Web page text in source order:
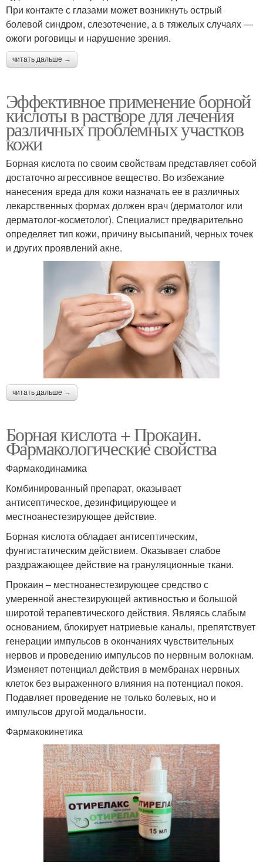
При контакте с глазами может возникнуть острый
болевой синдром, слезотечение, а в тяжелых случаях —
ожоги роговицы и нарушение зрения.
читать дальше →
Эффективное применение борной
кислоты в растворе для лечения
различных проблемных участков
кожи
Борная кислота по своим свойствам представляет собой
достаточно агрессивное вещество. Во избежание
нанесения вреда для кожи назначать ее в различных
лекарственных формах должен врач (дерматолог или
дерматолог-косметолог). Специалист предварительно
определяет тип кожи, причину высыпаний, черных точек
и других проявлений акне.
читать дальше →
Борная кислота + Прокаин.
Фармакологические свойства
Фармакодинамика
Комбинированный препарат, оказывает
антисептическое, дезинфицирующее и
местноанестезирующее действие.
Борная кислота обладает антисептическим,
фунгистатическим действием. Оказывает слабое
раздражающее действие на грануляционные ткани.
Прокаин – местноанестезирующее средство с
умеренной анестезирующей активностью и большой
широтой терапевтического действия. Являясь слабым
основанием, блокирует натриевые каналы, препятствует
генерации импульсов в окончаниях чувствительных
нервов и проведению импульсов по нервным волокнам.
Изменяет потенциал действия в мембранах нервных
клеток без выраженного влияния на потенциал покоя.
Подавляет проведение не только болевых, но и
импульсов другой модальности.
Фармакокинетика